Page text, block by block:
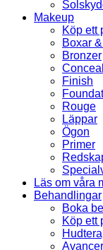
Makeup
Köp ett
Boxar
Bronzer
Finish
Rouge
Läppar
Ögon
Primer
Läs om våra
Behandlingar
Boka
Köp ett